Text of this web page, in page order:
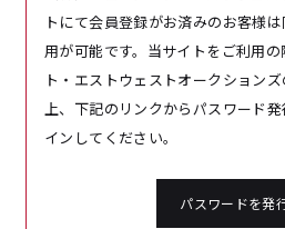
トにて会員登録がお済みのお客様
用が可能です。当サイトをご利用
ト・エストウェストオークション
上、下記のリンクからパスワード
インしてください。
パスワードを発